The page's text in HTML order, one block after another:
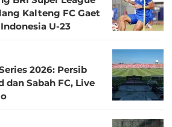
Kalteng FC Gaet
U-23
2026: Persib
Sabah FC, Live